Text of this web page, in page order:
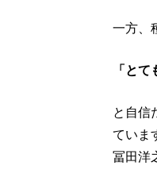
一方、
「と
と自信
ていま
冨田洋